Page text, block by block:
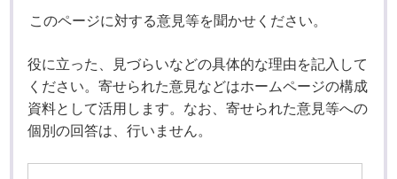
このページに対する意見等を聞かせください。
役に立った、見づらいなどの具体的な理由を記入して
ください。寄せられた意見などはホームページの構成
資料として活用します。なお、寄せられた意見等への
個別の回答は、行いません。